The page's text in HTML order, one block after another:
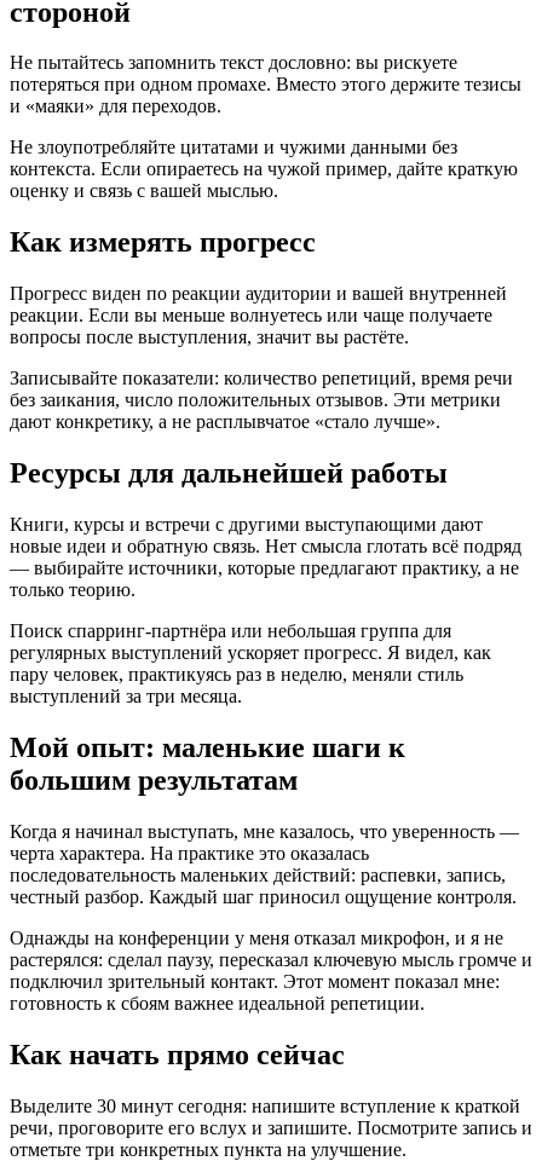
стороной
Не пытайтесь запомнить текст дословно: вы рискуете
потеряться при одном промахе. Вместо этого держите тезисы
и «маяки» для переходов.
Не злоупотребляйте цитатами и чужими данными без
контекста. Если опираетесь на чужой пример, дайте краткую
оценку и связь с вашей мыслью.
Как измерять прогресс
Прогресс виден по реакции аудитории и вашей внутренней
реакции. Если вы меньше волнуетесь или чаще получаете
вопросы после выступления, значит вы растёте.
Записывайте показатели: количество репетиций, время речи
без заикания, число положительных отзывов. Эти метрики
дают конкретику, а не расплывчатое «стало лучше».
Ресурсы для дальнейшей работы
Книги, курсы и встречи с другими выступающими дают
новые идеи и обратную связь. Нет смысла глотать всё подряд
— выбирайте источники, которые предлагают практику, а не
только теорию.
Поиск спарринг-партнёра или небольшая группа для
регулярных выступлений ускоряет прогресс. Я видел, как
пару человек, практикуясь раз в неделю, меняли стиль
выступлений за три месяца.
Мой опыт: маленькие шаги к
большим результатам
Когда я начинал выступать, мне казалось, что уверенность —
черта характера. На практике это оказалась
последовательность маленьких действий: распевки, запись,
честный разбор. Каждый шаг приносил ощущение контроля.
Однажды на конференции у меня отказал микрофон, и я не
растерялся: сделал паузу, пересказал ключевую мысль громче и
подключил зрительный контакт. Этот момент показал мне:
готовность к сбоям важнее идеальной репетиции.
Как начать прямо сейчас
Выделите 30 минут сегодня: напишите вступление к краткой
речи, проговорите его вслух и запишите. Посмотрите запись и
отметьте три конкретных пункта на улучшение.